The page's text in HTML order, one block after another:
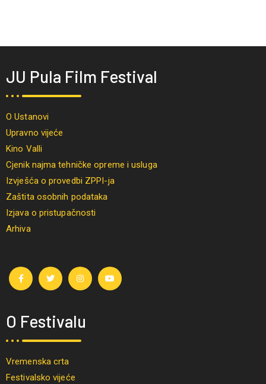
JU Pula Film Festival
O Ustanovi
Upravno vijeće
Kino Valli
Cjenik najma tehničke opreme i usluga
Izvješća o provedbi ZPPI-ja
Zaštita osobnih podataka
Izjava o pristupačnosti
Arhiva
O Festivalu
Vremenska crta
Festivalsko vijeće